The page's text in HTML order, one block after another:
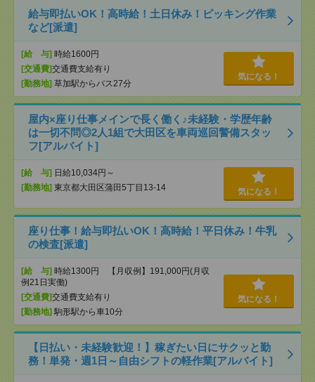
給与即払いOK！高時給！土日休み！ピッキング作業
など[派遣]
[給 与] 時給1600円
[交通費]交通費支給有り
[勤務地] 草加駅からバス27分
気になる！
屋内×座り仕事メインで長く働く♪未経験・学歴年齢
は一切不問◎2人1組で大田区を車両巡回警備スタッ
フ[アルバイト]
[給 与] 日給10,034円～
[勤務地] 東京都大田区蒲田5丁目13-14 気になる！
座り仕事！給与即払いOK！高時給！平日休み！牛乳
の検査[派遣]
[給 与] 時給1300円 【月収例】191,000円(月収
例21日実働)
[交通費]交通費支給有り
[勤務地] 駒形駅から車10分
気になる！
【日払い・未経験歓迎！】稼ぎたい日にサクッと勤
務！単発・週1日～自由シフトの軽作業[アルバイト]